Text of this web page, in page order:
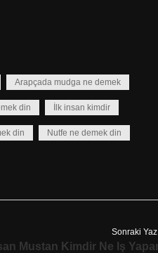
Arapçada mudga ne demek
din İlk insan kimdir
din Nutfe ne demek din
Sonraki
Mustan Kimdir Ne Iş